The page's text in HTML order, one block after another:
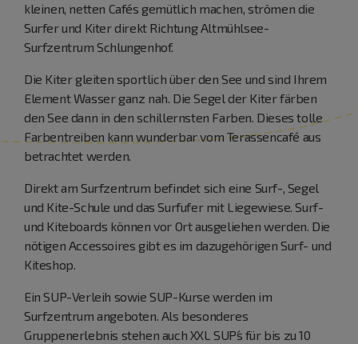
kleinen, netten Cafés gemütlich machen, strömen die
Surfer und Kiter direkt Richtung Altmühlsee-
Surfzentrum Schlungenhof.
Die Kiter gleiten sportlich über den See und sind Ihrem
Element Wasser ganz nah. Die Segel der Kiter färben
den See dann in den schillernsten Farben. Dieses tolle
Farbentreiben kann wunderbar vom Terassencafé aus
betrachtet werden.
Direkt am Surfzentrum befindet sich eine Surf-, Segel
und Kite-Schule und das Surfufer mit Liegewiese. Surf-
und Kiteboards können vor Ort ausgeliehen werden. Die
nötigen Accessoires gibt es im dazugehörigen Surf- und
Kiteshop.
Ein SUP-Verleih sowie SUP-Kurse werden im
Surfzentrum angeboten. Als besonderes
Gruppenerlebnis stehen auch XXL SUP´s für bis zu 10